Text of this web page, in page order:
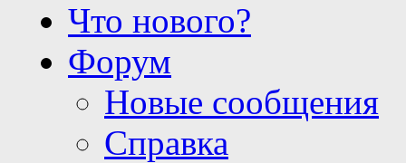
Что нового?
Форум
Новые сообщения
Справка